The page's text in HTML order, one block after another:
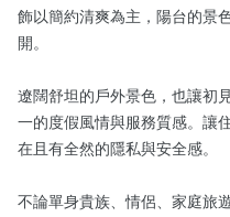
飾以簡約清爽為主，陽台的景
開。
遼闊舒坦的戶外景色，也讓初
一的度假風情與服務質感。讓
在且有全然的隱私與安全感。
不論單身貴族、情侶、家庭旅